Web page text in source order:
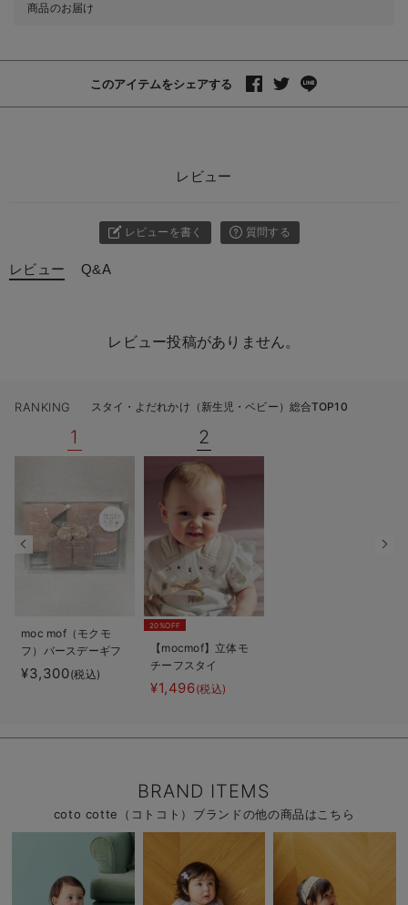
商品のお届け
このアイテムをシェアする
レビュー
レビューを書く 質問する
レビュー Q&A
レビュー投稿がありません。
RANKING スタイ・よだれかけ（新生児・ベビー）総合TOP10
1
moc mof（モクモ
フ）バースデーギフ
ト3点セット
¥3,300(税込)
2
20%OFF
【mocmof】立体モ
チーフスタイ
¥1,496(税込)
BRAND ITEMS
coto cotte（コトコト）ブランドの他の商品はこちら